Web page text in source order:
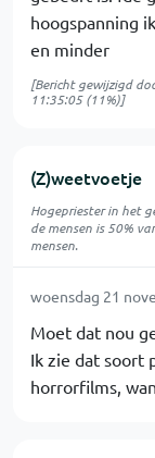
hoogspanning
en minder
[Bericht gewijzigd
11:35:05(11%)]
(Z)weetvoetje
Hogepriester in het
de mensen is 50%
mensen.
woensdag 21
Moet dat nou
Ik zie dat soort
horrorfilms,